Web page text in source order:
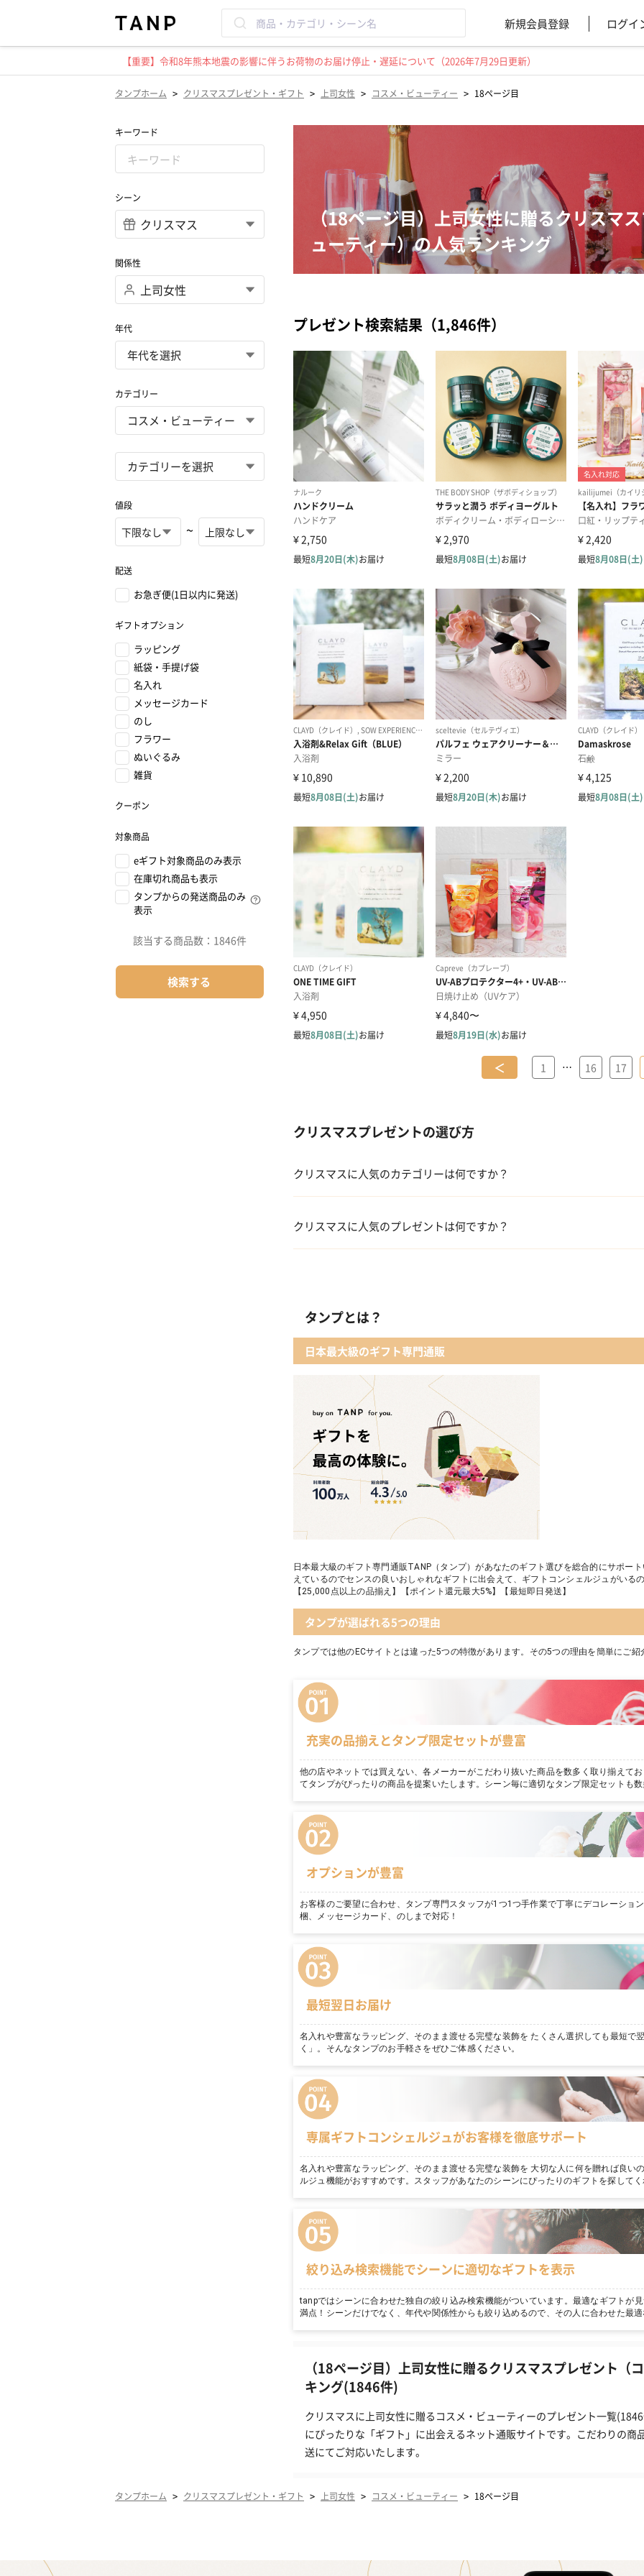
新規会員登録 ログイ
【重要】令和8年熊本地震の影響に伴うお荷物のお届け停止・遅延について（2026年7月29日更新）
タンプホーム > クリスマスプレゼント・ギフト > 上司女性 > コスメ・ビューティー > 18ページ目
キーワード
シーン
関係性
年代
カテゴリー
値段
~
配送
お急ぎ便(1日以内に発送)
ギフトオプション
ラッピング
紙袋・手提げ袋
名入れ
メッセージカード
のし
フラワー
ぬいぐるみ
雑貨
クーポン
対象商品
eギフト対象商品のみ表示
在庫切れ商品も表示
タンプからの発送商品のみ
表示
該当する商品数： 1846件
検索する
（18ページ目）上司女性に贈るクリスマ
ューティー）の人気ランキング
プレゼント検索結果（1,846件）
＜ 1 … 16 17
クリスマスプレゼントの選び方
クリスマスに人気のカテゴリーは何ですか？
02 ファッション小物
05 入浴剤・バスケア
クリスマスに人気のプレゼントは何ですか？
03 【名入れギフト】フラワーティントリップ［日本限定ピンクゴールドパッ
04 FLOWERiUM®︎ Christmas toilette（フラワリウム クリスマストワレ）
05 2人のための体験カタログ FOR2ギフト（GREEN）
タンプとは？
日本最大級のギフト専門通販
日本最大級のギフト専門通販TANP（タンプ）があなたのギフト選びを総合的にサポー
えているのでセンスの良いおしゃれなギフトに出会えて、ギフトコンシェルジュがいる
【25,000点以上の品揃え】【ポイント還元最大5%】【最短即日発送】
タンプが選ばれる5つの理由
タンプでは他のECサイトとは違った5つの特徴があります。その5つの理由を簡単にご紹
充実の品揃えとタンプ限定セットが豊富
他の店やネットでは買えない、各メーカーがこだわり抜いた商品を数多く取り揃えて
てタンプがぴったりの商品を提案いたします。シーン毎に適切なタンプ限定セットも
オプションが豊富
お客様のご要望に合わせ、タンプ専門スタッフが1つ1つ手作業で丁寧にデコレーショ
梱、メッセージカード、のしまで対応！
最短翌日お届け
名入れや豊富なラッピング、そのまま渡せる完璧な装飾を たくさん選択しても最短で
く」。そんなタンプのお手軽さをぜひご体感ください。
専属ギフトコンシェルジュがお客様を徹底サポート
名入れや豊富なラッピング、そのまま渡せる完璧な装飾を 大切な人に何を贈れば良い
ルジュ機能がおすすめです。スタッフがあなたのシーンにぴったりのギフトを探して
絞り込み検索機能でシーンに適切なギフトを表示
tanpではシーンに合わせた独自の絞り込み検索機能がついています。最適なギフトが
満点！シーンだけでなく、年代や関係性からも絞り込めるので、その人に合わせた最
（18ページ目）上司女性に贈るクリスマスプレゼント（
キング(1846件)
クリスマスに上司女性に贈るコスメ・ビューティーのプレゼント一覧
にぴったりな「ギフト」に出会えるネット通販サイトです。こだわりの
送にてご対応いたします。
タンプホーム > クリスマスプレゼント・ギフト > 上司女性 > コスメ・ビューティー > 18ページ目